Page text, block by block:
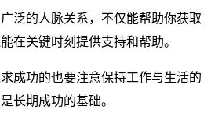
泛的人脉关系，不仅能帮助你获取
在关键时刻提供支持和帮助。
成功的也要注意保持工作与生活的
长期成功的基础。